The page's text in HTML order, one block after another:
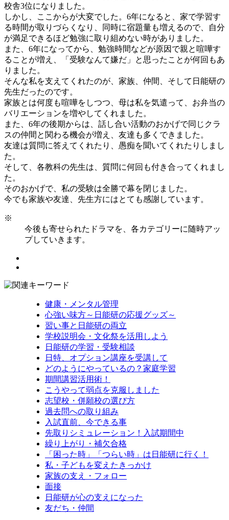
校舎3位になりました。
しかし、ここからが大変でした。6年になると、家で学習す
る時間が取りづらくなり、同時に宿題量も増えるので、自分
が満足できるほど勉強に取り組めない時がありました。
また、6年になってから、勉強時間などが原因で親と喧嘩す
ることが増え、「受験なんて嫌だ」と思ったことが何回もあ
りました。
そんな私を支えてくれたのが、家族、仲間、そして日能研の
先生だったのです。
家族とは何度も喧嘩をしつつ、母は私を気遣って、お弁当の
バリエーションを増やしてくれました。
また、6年の後期からは、話し合い活動のおかげで同じクラ
スの仲間と関わる機会が増え、友達も多くできました。
友達は質問に答えてくれたり、愚痴を聞いてくれたりしまし
た。
そして、各教科の先生は、質問に何回も付き合ってくれまし
た。
そのおかげで、私の受験は全勝で幕を閉じました。
今でも家族や友達、先生方にはとても感謝しています。
※
今後も寄せられたドラマを、各カテゴリーに随時アッ
プしていきます。
健康・メンタル管理
心強い味方～日能研の応援グッズ～
習い事と日能研の両立
学校説明会・文化祭を活用しよう
日能研の学習・受験相談
日特、オプション講座を受講して
どのようにやっているの？家庭学習
期間講習活用術！
こうやって弱点を克服しました
志望校・併願校の選び方
過去問への取り組み
入試直前、今できる事
先取りシミュレーション！入試期間中
繰り上がり・補欠合格
「困った時」「つらい時」は日能研に行く！
私・子どもを変えたきっかけ
家族の支え・フォロー
面接
日能研が心の支えになった
友だち・仲間